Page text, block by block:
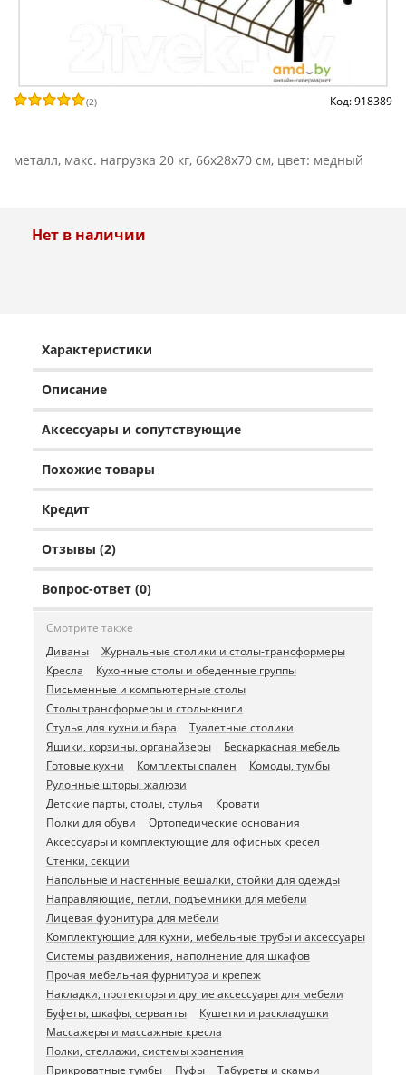
(2) Код: 918389
металл, макс. нагрузка 20 кг, 66x28x70 см, цвет: медный
Нет в наличии
Характеристики
Описание
Аксессуары и сопутствующие
Похожие товары
Кредит
Отзывы (2)
Вопрос-ответ (0)
Смотрите также
Диваны
Журнальные столики и столы-трансформеры
Кресла
Кухонные столы и обеденные группы
Письменные и компьютерные столы
Столы трансформеры и столы-книги
Стулья для кухни и бара
Туалетные столики
Ящики, корзины, органайзеры
Бескаркасная мебель
Готовые кухни
Комплекты спален
Комоды, тумбы
Рулонные шторы, жалюзи
Детские парты, столы, стулья
Кровати
Полки для обуви
Ортопедические основания
Аксессуары и комплектующие для офисных кресел
Стенки, секции
Напольные и настенные вешалки, стойки для одежды
Направляющие, петли, подъемники для мебели
Лицевая фурнитура для мебели
Комплектующие для кухни, мебельные трубы и аксессуары
Системы раздвижения, наполнение для шкафов
Прочая мебельная фурнитура и крепеж
Накладки, протекторы и другие аксессуары для мебели
Буфеты, шкафы, серванты
Кушетки и раскладушки
Массажеры и массажные кресла
Полки, стеллажи, системы хранения
Прикроватные тумбы
Пуфы Табуреты и скамьи